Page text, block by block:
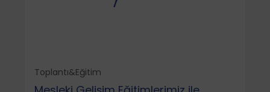
Toplantı&Eğitim